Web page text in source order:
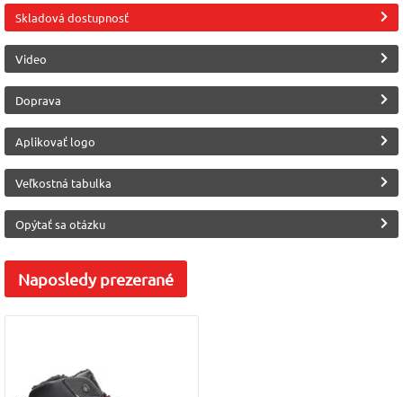
Podrážka
PU2D
Veľkosť
48
Výrobca
Ardon
O2
Skladová dostupnosť
Video
Doprava
Aplikovať logo
Veľkostná tabulka
Opýtať sa otázku
Naposledyprezerané